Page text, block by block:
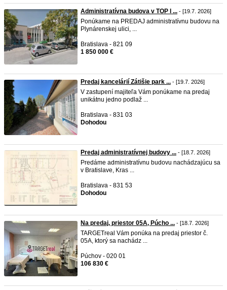
Administratívna budova v TOP l ... - [19.7. 2026]
Ponúkame na PREDAJ administratívnu budovu na
Plynárenskej ulici, ...
Bratislava - 821 09
1 850 000 €
Predaj kancelárií Zátišie park ... - [19.7. 2026]
V zastupení majiteľa Vám ponúkame na predaj
unikátnu jedno podlaž ...
Bratislava - 831 03
Dohodou
Predaj administratívnej budovy ... - [18.7. 2026]
Predáme administratívnu budovu nachádzajúcu sa
v Bratislave, Kras ...
Bratislava - 831 53
Dohodou
Na predaj, priestor 05A, Púcho ... - [18.7. 2026]
TARGETreal Vám ponúka na predaj priestor č.
05A, ktorý sa nachádz ...
Púchov - 020 01
106 830 €